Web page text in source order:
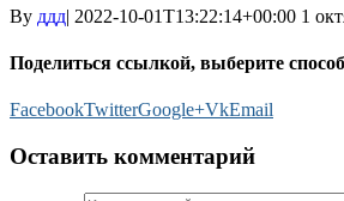
By ддд| 2022-10-01T13:22:14+00:00 1
Поделиться ссылкой, выберите
FacebookTwitterGoogle+VkEmail
Оставить комментарий